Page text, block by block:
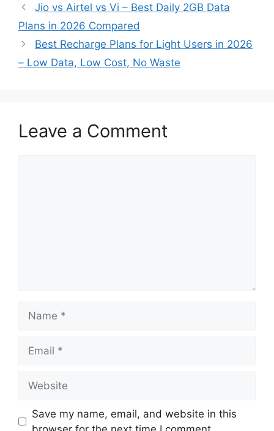
Jio vs Airtel vs Vi – Best Daily 2GB Data
Plans in 2026 Compared
Best Recharge Plans for Light Users in 2026
– Low Data, Low Cost, No Waste
Leave a Comment
Save my name, email, and website in this